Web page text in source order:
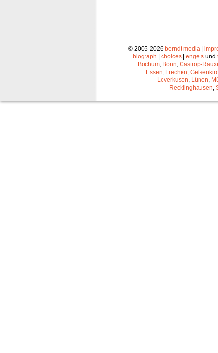
© 2005-2026 berndt media |
biograph | choices | engels und
Bochum Bonn Castrop-
Essen Frechen
Leverkusen Lünen
Recklinghausen